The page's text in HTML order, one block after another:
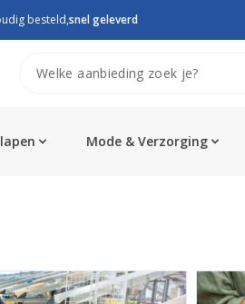
besteld,snel geleverd
Mode & Verzorging